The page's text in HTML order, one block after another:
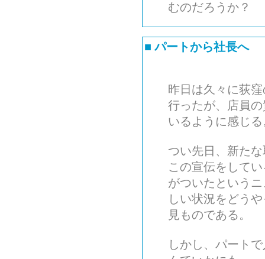
むのだろうか？
■パートから社長へ
昨日は久々に荻
行ったが、店員
いるように感じ
つい先日、新た
この宣伝をして
がついたという
しい状況をどう
見ものである。
しかし、パート